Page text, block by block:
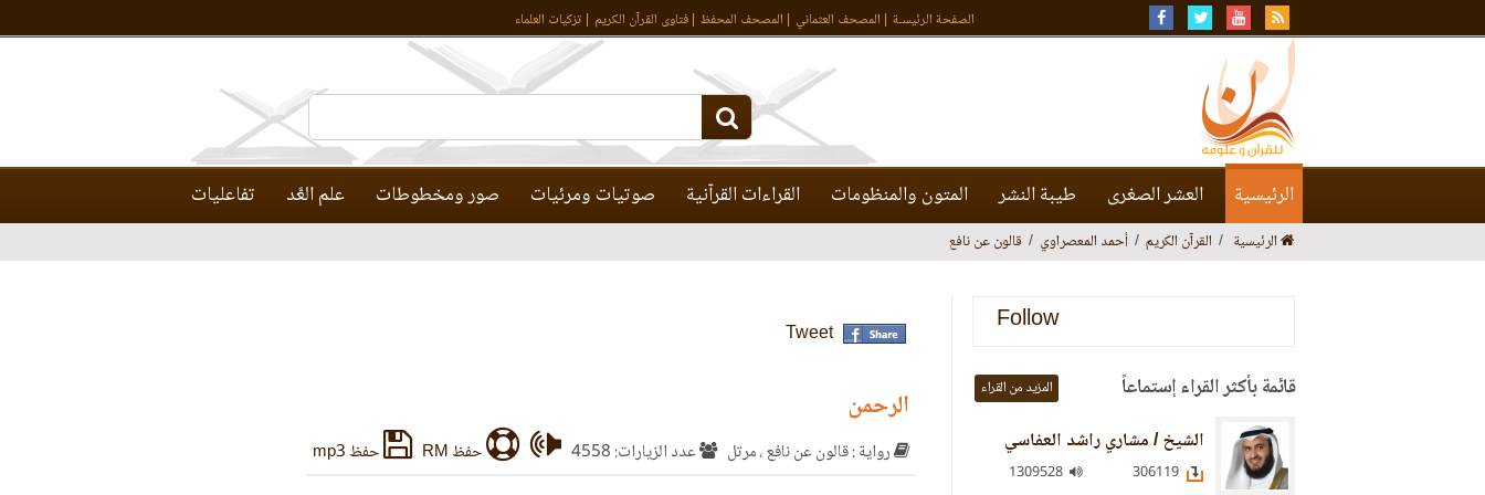
الصفحة الرئيسـة المصحف العثماني المصحف المحفظ فتاوى القرآن الكريم تزكيات العلماء
الرئيسية العشر الصغرى طيبة النشر المتون والمنظومات القراءات القرآنية صوتيات ومرئيات صور ومخطوطات علم العَّد تفاعليات
الرئيسية القرآن الكريم أحمد المعصراوي قالون عن نافع
Tweet
الرحمن
رواية : قالون عن نافع ، مرتل عدد الزيارات: 4558 حفظ RM حفظ mp3
Follow
قائمة بأكثر القراء إستماعاً المزيد من القراء
الشيخ / مشاري راشد العفاسي